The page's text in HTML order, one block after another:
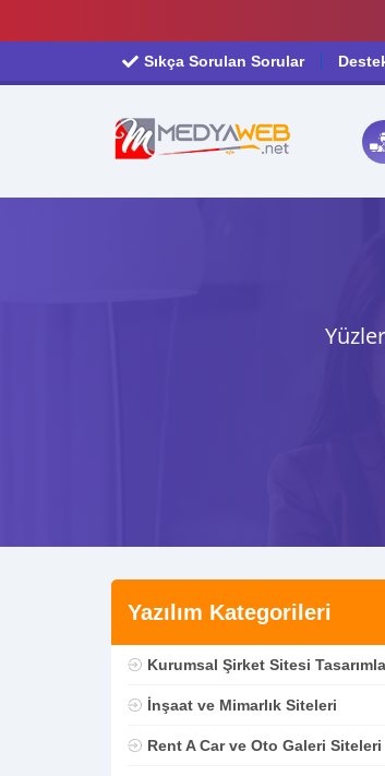
Sıkça Sorulan Sorular
Yazılım Kategorileri
Kurumsal Şirket Sitesi
İnşaat ve Mimarlık Siteleri
Rent A Car ve Oto Galeri Siteleri